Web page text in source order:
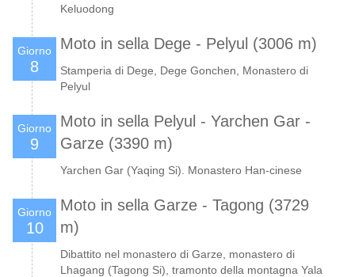
Keluodong
Giorno
8
Moto in sella Dege - Pelyul (3006 m)
Stamperia di Dege, Dege Gonchen, Monastero di
Pelyul
Giorno
9
Moto in sella Pelyul - Yarchen Gar -
Garze (3390 m)
Yarchen Gar (Yaqing Si). Monastero Han-cinese
Giorno
10
Moto in sella Garze - Tagong (3729
m)
Dibattito nel monastero di Garze, monastero di
Lhagang (Tagong Si), tramonto della montagna Yala